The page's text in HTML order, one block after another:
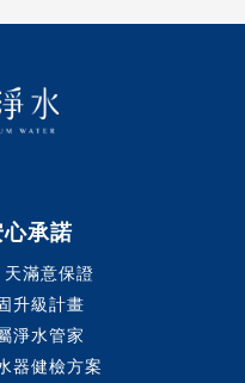
諾
滿意保證
升級計畫
淨水管家
器健檢方案